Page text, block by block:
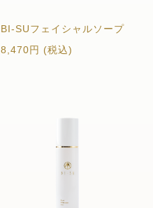
BI-SUフェイシャルソープ
8,470円 (税込)